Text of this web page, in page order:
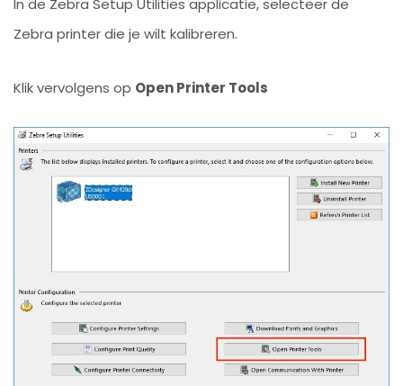
In de Zebra Setup Utilities applicatie, selecteer de
Zebra printer die je wilt kalibreren.
Klik vervolgens op Open Printer Tools